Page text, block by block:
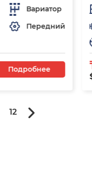
Вариатор
Передний
Подробнее
12